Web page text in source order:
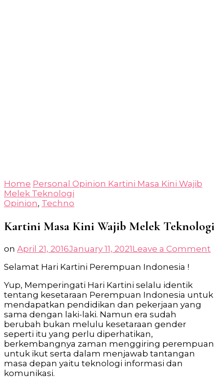
Home Personal Opinion Kartini Masa Kini Wajib
Melek Teknologi
Opinion, Techno
Kartini Masa Kini Wajib Melek Teknologi
on April 21, 2016January 11, 2021Leave a Comment
Selamat Hari Kartini Perempuan Indonesia !
Yup, Memperingati Hari Kartini selalu identik
tentang kesetaraan Perempuan Indonesia untuk
mendapatkan pendidikan dan pekerjaan yang
sama dengan laki-laki. Namun era sudah
berubah bukan melulu kesetaraan gender
seperti itu yang perlu diperhatikan,
berkembangnya zaman menggiring perempuan
untuk ikut serta dalam menjawab tantangan
masa depan yaitu teknologi informasi dan
komunikasi.